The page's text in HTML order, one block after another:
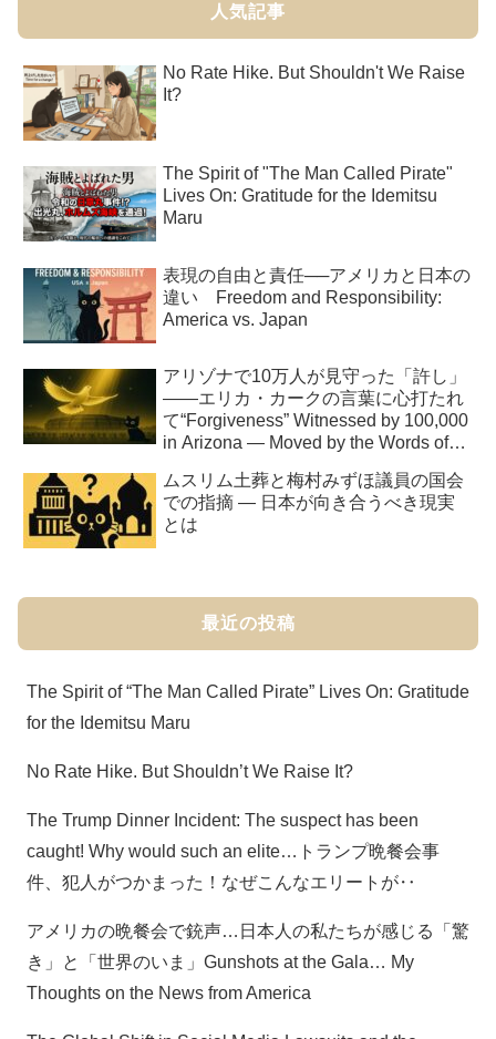
人気記事
No Rate Hike. But Shouldn't We Raise
It?
The Spirit of "The Man Called Pirate"
Lives On: Gratitude for the Idemitsu
Maru
表現の自由と責任──アメリカと日本の
違い Freedom and Responsibility:
America vs. Japan
アリゾナで10万人が見守った「許し」
――エリカ・カークの言葉に心打たれ
て“Forgiveness” Witnessed by 100,000
in Arizona — Moved by the Words of
ムスリム土葬と梅村みずほ議員の国会
での指摘 ― 日本が向き合うべき現実
とは
最近の投稿
The Spirit of “The Man Called Pirate” Lives On: Gratitude
for the Idemitsu Maru
No Rate Hike. But Shouldn’t We Raise It?
The Trump Dinner Incident: The suspect has been
caught! Why would such an elite…トランプ晩餐会事
件、犯人がつかまった！なぜこんなエリートが‥
アメリカの晩餐会で銃声…日本人の私たちが感じる「驚
き」と「世界のいま」Gunshots at the Gala… My
Thoughts on the News from America